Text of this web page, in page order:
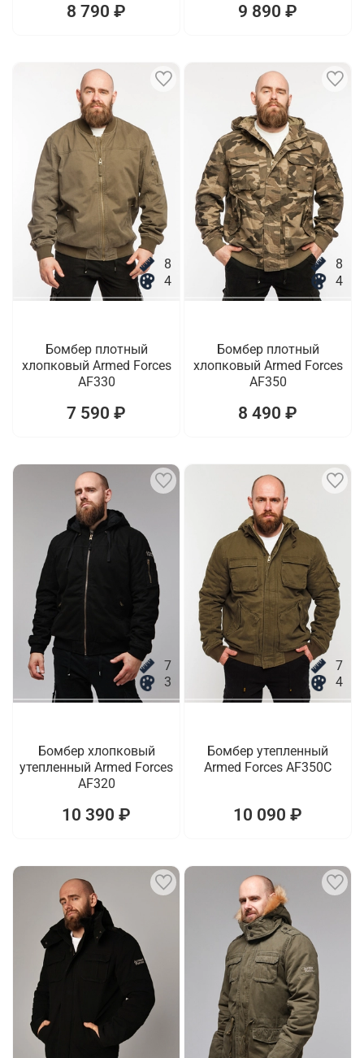
8 790 ₽ 9 890 ₽
8
4
Бомбер плотный
хлопковый Armed Forces
AF330
7 590 ₽
8
4
Бомбер плотный
хлопковый Armed Forces
AF350
8 490 ₽
7
3
Бомбер хлопковый
утепленный Armed Forces
AF320
10 390 ₽
7
4
Бомбер утепленный
Armed Forces AF350C
10 090 ₽